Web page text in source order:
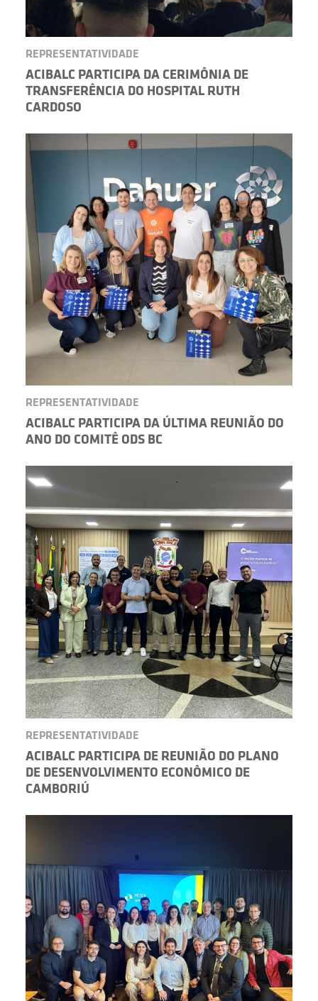
REPRESENTATIVIDADE
ACIBALC PARTICIPA DA CERIMÔNIA DE
TRANSFERÊNCIA DO HOSPITAL RUTH
CARDOSO
REPRESENTATIVIDADE
ACIBALC PARTICIPA DA ÚLTIMA REUNIÃO DO
ANO DO COMITÊ ODS BC
REPRESENTATIVIDADE
ACIBALC PARTICIPA DE REUNIÃO DO PLANO
DE DESENVOLVIMENTO ECONÔMICO DE
CAMBORIÚ